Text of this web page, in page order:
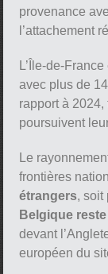
provenance
l’attachement
L’Île-de-
avec plus de
rapport à
poursuivent
Le
frontières
étrangers, soit
Belgique
devant
européen du